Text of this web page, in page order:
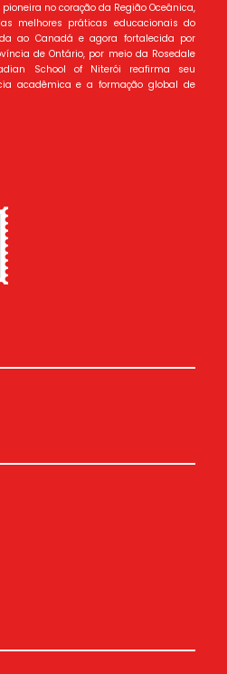
no coração da Região Oceânica,
melhores práticas educacionais do
ao Canadá e agora fortalecida por
de Ontário, por meio da Rosedale
School of Niterói reafirma seu
acadêmica e a formação global de